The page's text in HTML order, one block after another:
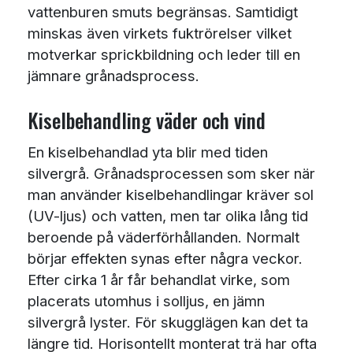
vattenburen smuts begränsas. Samtidigt
minskas även virkets fuktrörelser vilket
motverkar sprickbildning och leder till en
jämnare grånadsprocess.
Kiselbehandling väder och vind
En kiselbehandlad yta blir med tiden
silvergrå. Grånadsprocessen som sker när
man använder kiselbehandlingar kräver sol
(UV-ljus) och vatten, men tar olika lång tid
beroende på väderförhållanden. Normalt
börjar effekten synas efter några veckor.
Efter cirka 1 år får behandlat virke, som
placerats utomhus i solljus, en jämn
silvergrå lyster. För skugglägen kan det ta
längre tid. Horisontellt monterat trä har ofta